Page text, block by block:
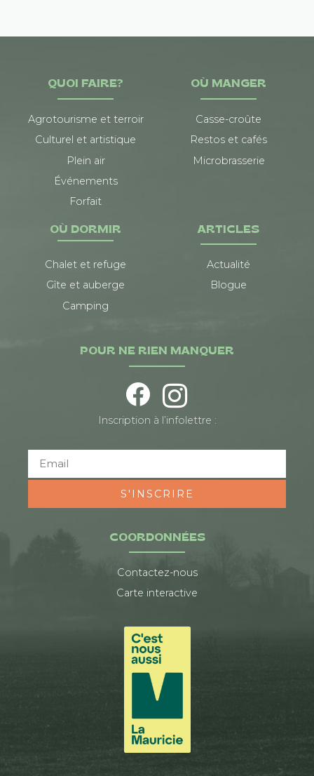
QUOI FAIRE?
Agrotourisme et terroir
Culturel et artistique
Plein air
Événements
Forfait
OÙ MANGER
Casse-croûte
Restos et cafés
Microbrasserie
OÙ DORMIR
Chalet et refuge
Gîte et auberge
Camping
ARTICLES
Actualité
Blogue
COORDONNÉES
Contactez-nous
Carte interactive
POUR NE RIEN MANQUER
Inscription à l’infolettre :
S'INSCRIRE